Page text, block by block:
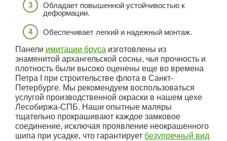
Обладает повышенной устойчивостью к
деформации.
Обеспечивает легкий и надежный монтаж.
Панели имитации бруса изготовлены из
знаменитой архангельской сосны, чья прочность и
плотность были высоко оценены еще во времена
Петра I при строительстве флота в Санкт-
Петербурге. Мы рекомендуем воспользоваться
услугой производственной окраски в нашем цехе
Лесобиржа-СПБ. Наши опытные маляры
тщательно прокрашивают каждое замковое
соединение, исключая проявление неокрашенного
шипа при усадке, что гарантирует безупречный вид